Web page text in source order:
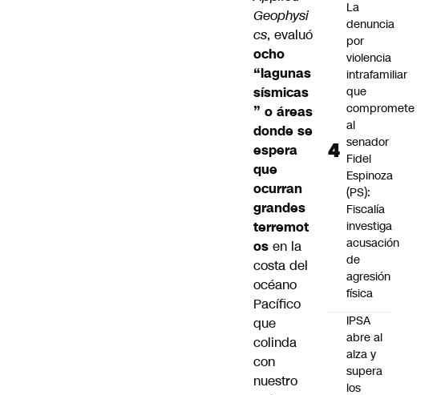
Geophysi
cs, evaluó
ocho
“lagunas
sísmicas
” o áreas
donde se
espera
que
ocurran
grandes
terremot
os en la
costa del
océano
Pacífico
que
colinda
con
nuestro
La
denuncia
por
violencia
intrafamiliar
que
compromete
al
senador
Fidel
Espinoza
(PS):
Fiscalía
investiga
acusación
de
agresión
física
IPSA
abre al
alza y
supera
los